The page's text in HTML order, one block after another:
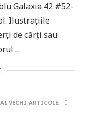
Galaxia 42 #52-
Ilustrațiile
de cărți sau
…
VECHI ARTICOLE